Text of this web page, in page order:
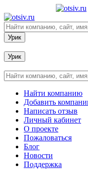
Урик
Урик
Найти компанию
Добавить
Написать отзыв
Личный кабинет
О проекте
Пожаловаться
Блог
Новости
Поддержка